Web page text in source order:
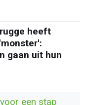
heeft
gaan uit hun
een stap